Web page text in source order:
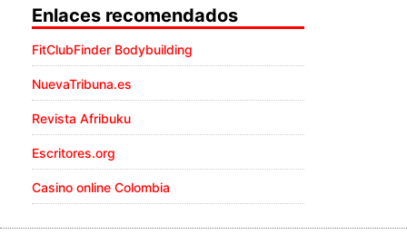
Enlaces recomendados
FitClubFinder Bodybuilding
NuevaTribuna.es
Revista Afribuku
Escritores.org
Casino online Colombia